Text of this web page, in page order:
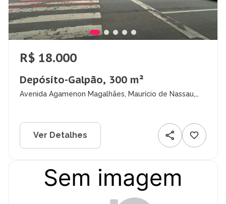
R$ 18.000
Depósito-Galpão, 300 m²
Avenida Agamenon Magalhães, Maurício de Nassau,
Ver Detalhes